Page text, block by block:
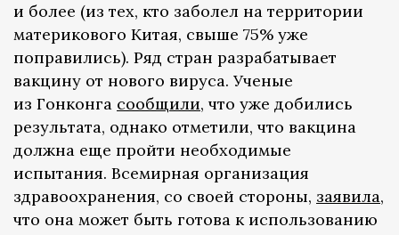
и более (из тех, кто заболел на территории
материкового Китая, свыше 75% уже
поправились). Ряд стран разрабатывает
вакцину от нового вируса. Ученые
из Гонконга сообщили, что уже добились
результата, однако отметили, что вакцина
должна еще пройти необходимые
испытания. Всемирная организация
здравоохранения, со своей стороны, заявила,
что она может быть готова к использованию